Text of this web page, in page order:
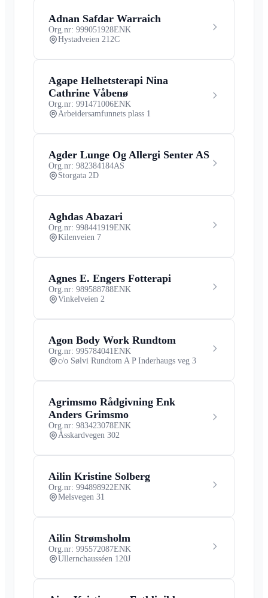
Adnan Safdar Warraich
Org.nr: 999051928ENK
Hystadveien 212C
Agape Helhetsterapi Nina
Cathrine Våbenø
Org.nr: 991471006ENK
Arbeidersamfunnets plass 1
Agder Lunge Og Allergi Senter AS
Org.nr: 982384184AS
Storgata 2D
Aghdas Abazari
Org.nr: 998441919ENK
Kilenveien 7
Agnes E. Engers Fotterapi
Org.nr: 989588788ENK
Vinkelveien 2
Agon Body Work Rundtom
Org.nr: 995784041 ENK
c/o Sølvi Rundtom A P Inderhaugs veg 3
Agrimsmo Rådgivning Enk
Anders Grimsmo
Org.nr: 983423078ENK
Åsskardvegen 302
Ailin Kristine Solberg
Org.nr: 994898922ENK
Melsvegen 31
Ailin Strømsholm
Org.nr: 995572087ENK
Ullernchausséen 120J